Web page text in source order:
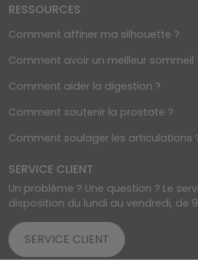
RESSOURCES
Comment affiner ma silhouette ?
Comment avoir un meilleur sommeil
Comment aider la digestion ?
Comment soutenir la prostate ?
Comment soulager les articulations
SERVICE CLIENT
Un problème ? Une question ? Le
disposition du lundi au vendredi, de
SERVICE CLIENT